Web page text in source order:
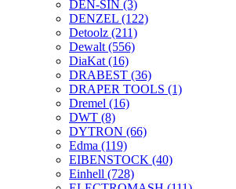
DEN-SIN (3)
DENZEL (122)
Detoolz (211)
Dewalt (556)
DiaKat (16)
DRABEST (36)
DRAPER TOOLS (1)
Dremel (16)
DWT (8)
DYTRON (66)
Edma (119)
EIBENSTOCK (40)
Einhell (728)